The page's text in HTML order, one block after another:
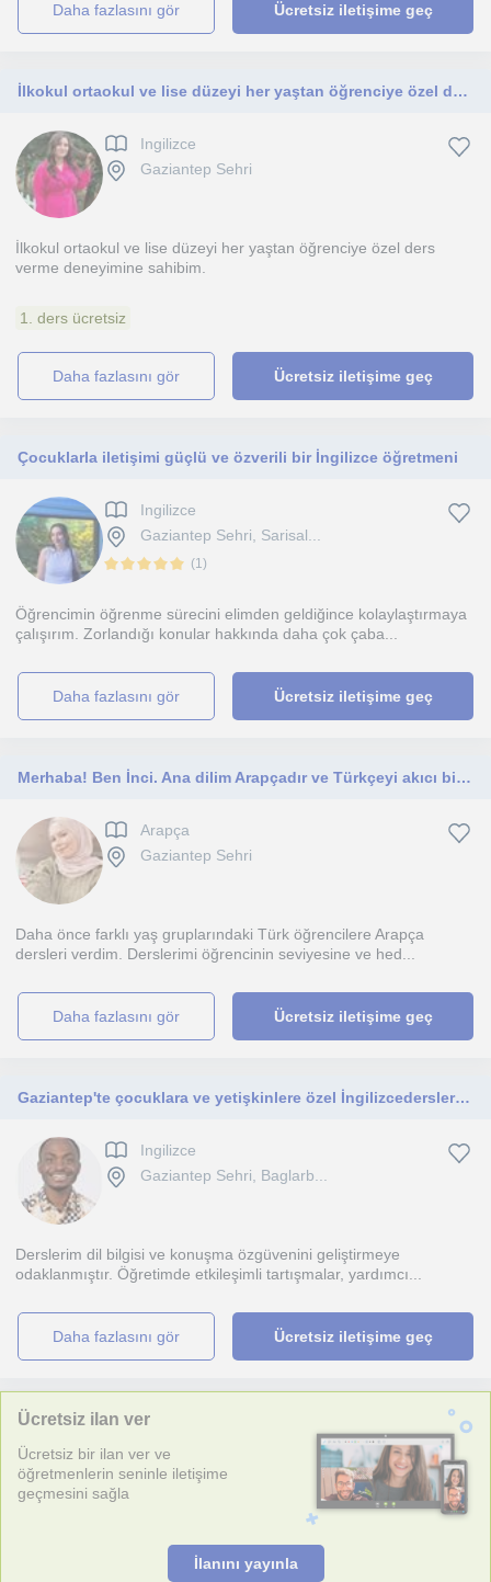
daha fazlasını gör Ücretsiz iletişime geç
İlkokul ortaokul ve lise düzeyi her yaştan öğrenciye özel ders verme deneyimine sahibim
Ingilizce
Gaziantep Sehri
İlkokul ortaokul ve lise düzeyi her yaştan öğrenciye özel ders
verme deneyimine sahibim.
1. ders ücretsiz
daha fazlasını gör Ücretsiz iletişime geç
Çocuklarla iletişimi güçlü ve özverili bir İngilizce öğretmeni
Ingilizce
Gaziantep Sehri, Sarisal...
(1)
Öğrencimin öğrenme sürecini elimden geldiğince kolaylaştırmaya
çalışırım. Zorlandığı konular hakkında daha çok çaba...
daha fazlasını gör Ücretsiz iletişime geç
Merhaba! Ben İnci. Ana dilim Arapçadır ve Türkçeyi akıcı bir şekilde konuşabiliyorum.
Arapça
Gaziantep Sehri
Daha önce farklı yaş gruplarındaki Türk öğrencilere Arapça
dersleri verdim. Derslerimi öğrencinin seviyesine ve hed...
daha fazlasını gör Ücretsiz iletişime geç
Gaziantep'te çocuklara ve yetişkinlere özel İngilizcedersleri veren ve 1yıl deneyime sahip, anadili İngilizce olan bir öğretmenim.
Ingilizce
Gaziantep Sehri, Baglarb...
Derslerim dil bilgisi ve konuşma özgüvenini geliştirmeye
odaklanmıştır. Öğretimde etkileşimli tartışmalar, yardımcı...
daha fazlasını gör Ücretsiz iletişime geç
Ücretsiz ilan ver
Ücretsiz bir ilan ver ve
öğretmenlerin seninle iletişime
geçmesini sağla
İlanını yayınla